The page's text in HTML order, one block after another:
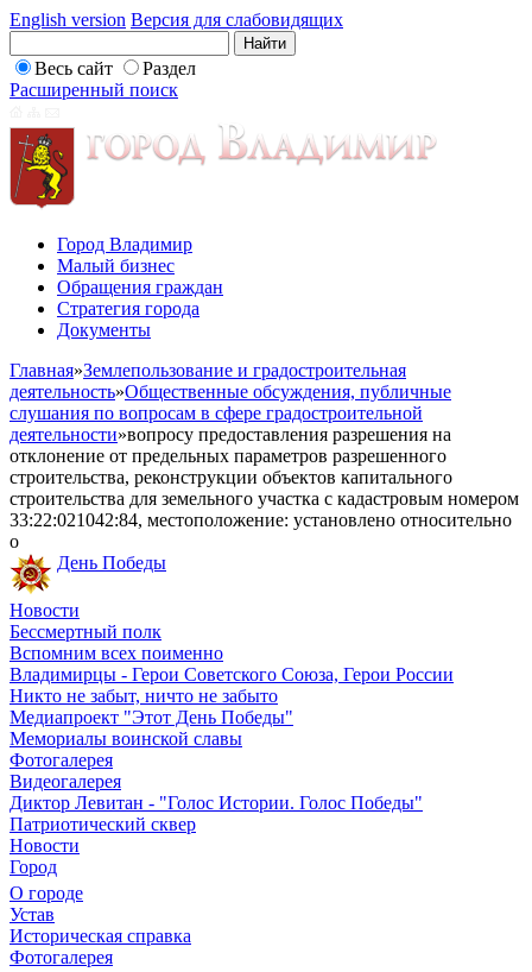
English version Версия для слабовидящих
Весь сайт
Раздел
Расширенный поиск
Город Владимир
Малый бизнес
Обращения граждан
Стратегия города
Документы
Главная»Землепользование и градостроительная
деятельность»Общественные обсуждения, публичные
слушания по вопросам в сфере градостроительной
деятельности»вопросу предоставления разрешения на
отклонение от предельных параметров разрешенного
строительства, реконструкции объектов капитального
строительства для земельного участка с кадастровым номером
33:22:021042:84, местоположение: установлено относительно
о
День Победы
Новости
Бессмертный полк
Вспомним всех поименно
Владимирцы - Герои Советского Союза, Герои России
Никто не забыт, ничто не забыто
Медиапроект "Этот День Победы"
Мемориалы воинской славы
Фотогалерея
Видеогалерея
Диктор Левитан - "Голос Истории. Голос Победы"
Патриотический сквер
Новости
Город
О городе
Устав
Историческая справка
Фотогалерея